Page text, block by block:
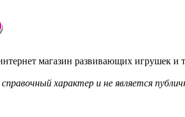
магазин развивающих игрушек и
характер и не является